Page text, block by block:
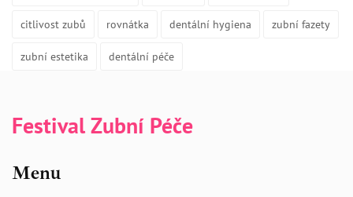
citlivost zubů rovnátka dentální hygiena zubní fazety
zubní estetika dentální péče
Festival Zubní Péče
Menu